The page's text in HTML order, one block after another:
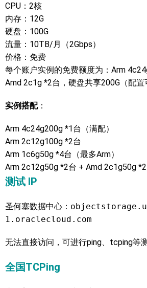
CPU：2核
内存：12G
硬盘：100G
流量：10TB/月（2Gbps）
价格：免费
每个账户实例的免费额度为：Arm
Amd 2c1g *2台，硬盘共享200G（配置
实例搭配：
Arm 4c24g200g *1台（满配）
Arm 2c12g100g *2台
Arm 1c6g50g *4台（最多Arm）
Arm 2c12g50g *2台 + Amd 2c1g50g *2
测试 IP
圣何塞数据中心：
1.oraclecloud.com
无法直接访问，可进行ping、tcping等
全国TCPing